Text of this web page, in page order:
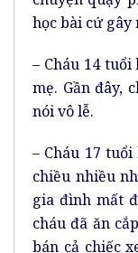
học bài cứ
– Cháu 14
mẹ. Gần đây,
nói vô lễ.
– Cháu 17
chiều nhiều
gia đình mất
cháu đã ăn
bán cả chiếc